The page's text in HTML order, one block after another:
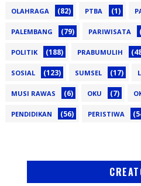
OLAHRAGA (82) PTBA (1)
PALEMBANG (79) PARIWISATA
POLITIK (188) PRABUMULIH
SOSIAL (123) SUMSEL (17)
MUSI RAWAS (6) OKU (7)
PENDIDIKAN (56) PERISTIWA